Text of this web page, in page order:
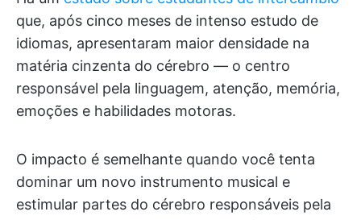
que, após cinco meses de intenso estudo de
idiomas, apresentaram maior densidade na
matéria cinzenta do cérebro — o centro
responsável pela linguagem, atenção, memória,
emoções e habilidades motoras.
O impacto é semelhante quando você tenta
dominar um novo instrumento musical e
estimular partes do cérebro responsáveis pela